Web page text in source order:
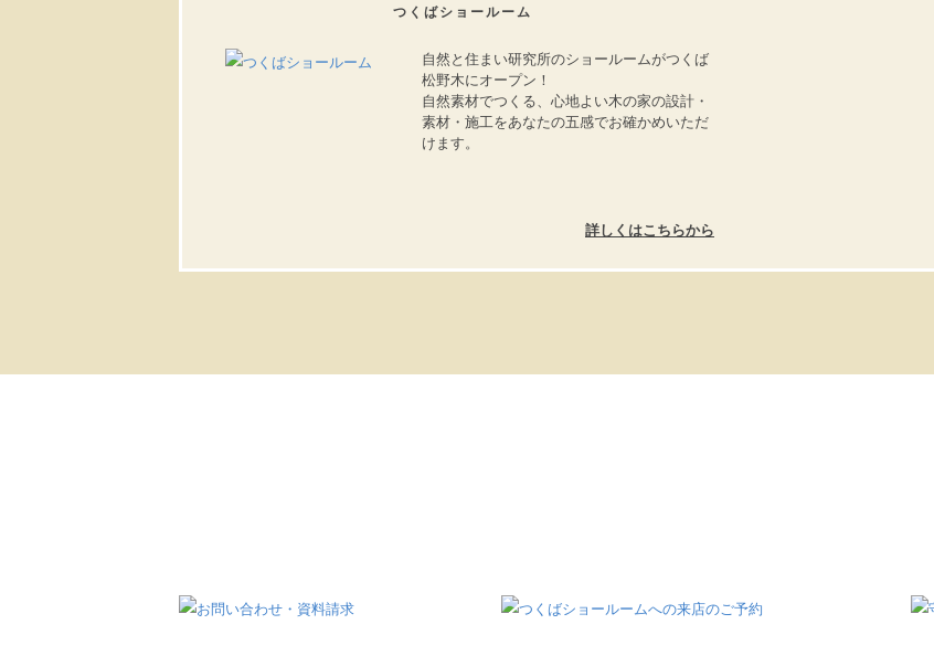
つくばショールーム
自然と住まい研究所のショールームがつくば
松野木にオープン！
自然素材でつくる、心地よい木の家の設計・
素材・施工をあなたの五感でお確かめいただ
けます。
詳しくはこちらから